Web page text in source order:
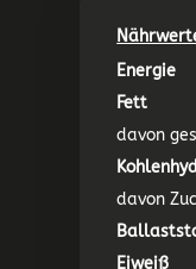
Energie
Fett
davon
davon
Eiweiß